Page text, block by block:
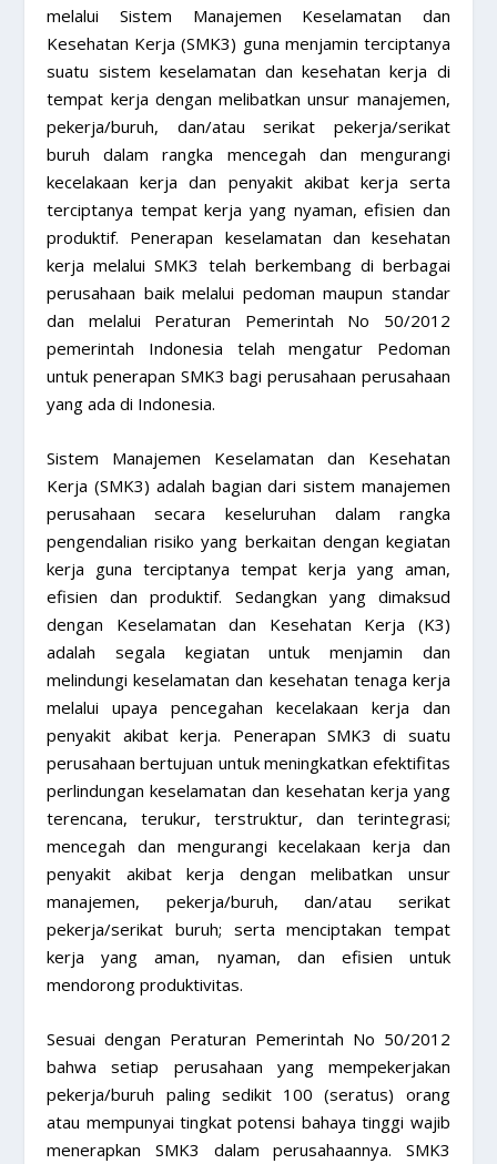
melalui Sistem Manajemen Keselamatan dan
Kesehatan Kerja (SMK3) guna menjamin terciptanya
suatu sistem keselamatan dan kesehatan kerja di
tempat kerja dengan melibatkan unsur manajemen,
pekerja/buruh, dan/atau serikat pekerja/serikat
buruh dalam rangka mencegah dan mengurangi
kecelakaan kerja dan penyakit akibat kerja serta
terciptanya tempat kerja yang nyaman, efisien dan
produktif. Penerapan keselamatan dan kesehatan
kerja melalui SMK3 telah berkembang di berbagai
perusahaan baik melalui pedoman maupun standar
dan melalui Peraturan Pemerintah No 50/2012
pemerintah Indonesia telah mengatur Pedoman
untuk penerapan SMK3 bagi perusahaan perusahaan
yang ada di Indonesia.
Sistem Manajemen Keselamatan dan Kesehatan
Kerja (SMK3) adalah bagian dari sistem manajemen
perusahaan secara keseluruhan dalam rangka
pengendalian risiko yang berkaitan dengan kegiatan
kerja guna terciptanya tempat kerja yang aman,
efisien dan produktif. Sedangkan yang dimaksud
dengan Keselamatan dan Kesehatan Kerja (K3)
adalah segala kegiatan untuk menjamin dan
melindungi keselamatan dan kesehatan tenaga kerja
melalui upaya pencegahan kecelakaan kerja dan
penyakit akibat kerja. Penerapan SMK3 di suatu
perusahaan bertujuan untuk meningkatkan efektifitas
perlindungan keselamatan dan kesehatan kerja yang
terencana, terukur, terstruktur, dan terintegrasi;
mencegah dan mengurangi kecelakaan kerja dan
penyakit akibat kerja dengan melibatkan unsur
manajemen, pekerja/buruh, dan/atau serikat
pekerja/serikat buruh; serta menciptakan tempat
kerja yang aman, nyaman, dan efisien untuk
mendorong produktivitas.
Sesuai dengan Peraturan Pemerintah No 50/2012
bahwa setiap perusahaan yang mempekerjakan
pekerja/buruh paling sedikit 100 (seratus) orang
atau mempunyai tingkat potensi bahaya tinggi wajib
menerapkan SMK3 dalam perusahaannya. SMK3